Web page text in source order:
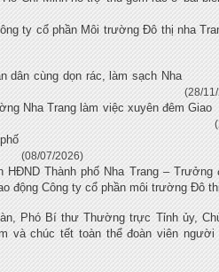
ty cổ phần Môi trường Đô thị nha
dân cùng dọn rác, làm sạch Nha
(28/
Nha Trang làm việc xuyên đêm Giao
(08/07/2026)
HĐND Thành phố Nha Trang –
động Công ty cổ phần môi trường Đô
Phó Bí thư Thường trực Tỉnh ủy,
và chúc tết toàn thể đoàn viên người